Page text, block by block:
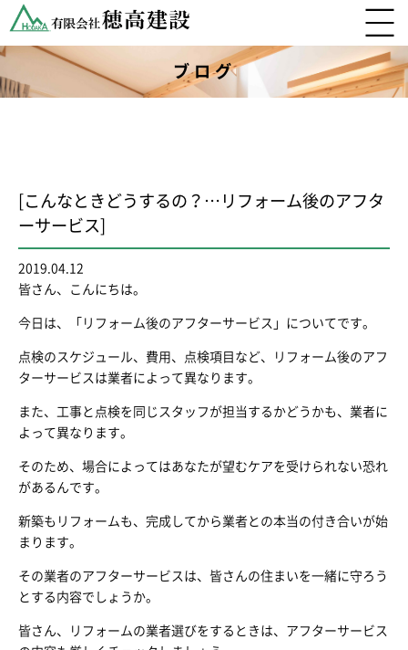
ブログ
[こんなときどうするの？…リフォーム後のアフタ
ーサービス]
2019.04.12
皆さん、こんにちは。
今日は、「リフォーム後のアフターサービス」についてです。
点検のスケジュール、費用、点検項目など、リフォーム後のアフ
ターサービスは業者によって異なります。
また、工事と点検を同じスタッフが担当するかどうかも、業者に
よって異なります。
そのため、場合によってはあなたが望むケアを受けられない恐れ
があるんです。
新築もリフォームも、完成してから業者との本当の付き合いが始
まります。
その業者のアフターサービスは、皆さんの住まいを一緒に守ろう
とする内容でしょうか。
皆さん、リフォームの業者選びをするときは、アフターサービス